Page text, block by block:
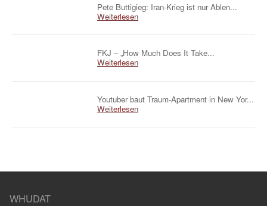
Pete Buttigieg: Iran-Krieg ist nur Ablen...
Weiterlesen
FKJ – „How Much Does It Take...
Weiterlesen
Youtuber baut Traum-Apartment in New Yor...
Weiterlesen
WHUDAT